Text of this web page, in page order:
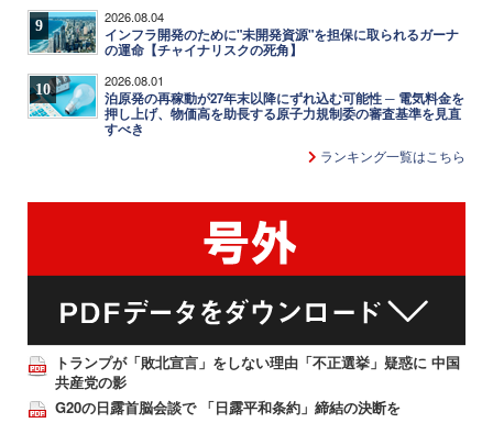
9 2026.08.04
インフラ開発のために"未開発資源"を担保に取られるガーナ
の運命【チャイナリスクの死角】
10 2026.08.01
泊原発の再稼動が27年末以降にずれ込む可能性 ─ 電気料金を
押し上げ、物価高を助長する原子力規制委の審査基準を見直
すべき
ランキング一覧はこちら
トランプが「敗北宣言」をしない理由「不正選挙」疑惑に 中国
共産党の影
G20の日露首脳会談で 「日露平和条約」締結の決断を